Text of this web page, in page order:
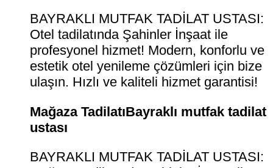
BAYRAKLI MUTFAK TADİLAT USTASI:
Otel tadilatında Şahinler İnşaat ile
profesyonel hizmet! Modern, konforlu ve
estetik otel yenileme çözümleri için bize
ulaşın. Hızlı ve kaliteli hizmet garantisi!
Mağaza TadilatıBayraklı mutfak tadilat
ustası
BAYRAKLI MUTFAK TADİLAT USTASI: